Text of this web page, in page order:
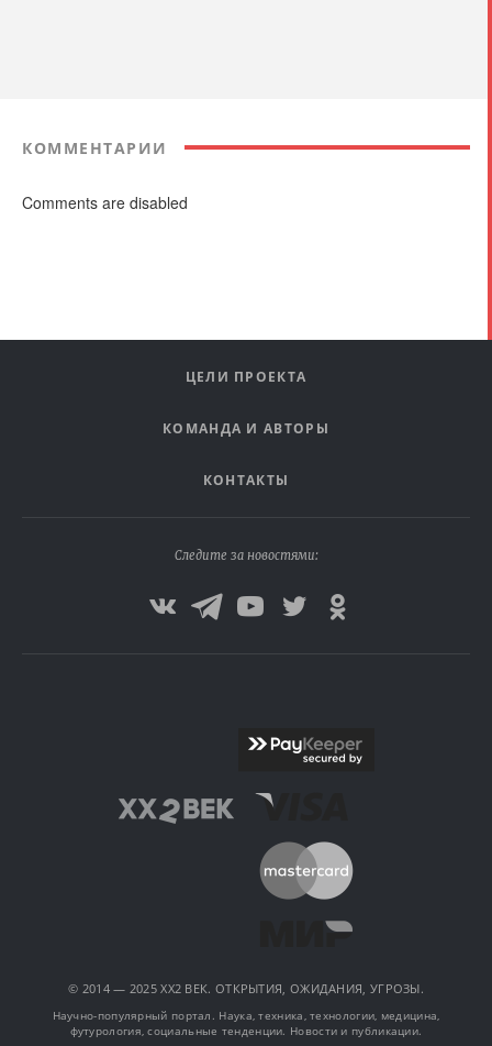
КОММЕНТАРИИ
Comments are disabled
ЦЕЛИ ПРОЕКТА
КОМАНДА И АВТОРЫ
КОНТАКТЫ
Следите за новостями:
© 2014 — 2025 XX2 ВЕК. ОТКРЫТИЯ, ОЖИДАНИЯ, УГРОЗЫ.
Научно-популярный портал. Наука, техника, технологии, медицина,
футурология, социальные тенденции. Новости и публикации.